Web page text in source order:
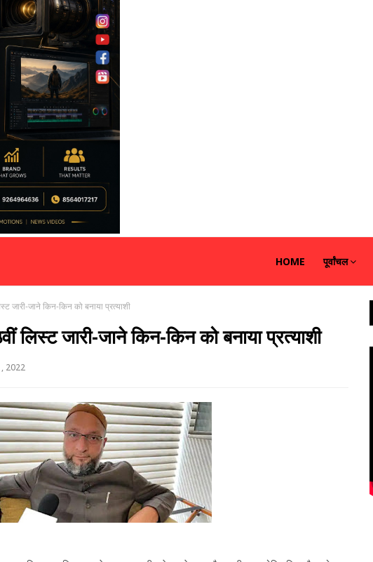
HOME पूर्वांचल
जारी-जाने किन-किन को बनाया प्रत्याशी
जारी-जाने किन-किन को बनाया प्रत्याशी
2022